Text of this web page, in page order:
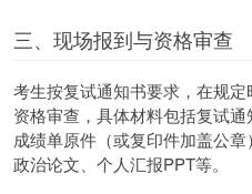
三、现场报到与资格审查
考生按复试通知书要求，在规
资格审查，具体材料包括复试
成绩单原件（或复印件加盖公章
政治论文、个人汇报PPT等。